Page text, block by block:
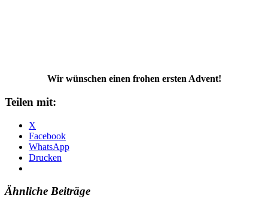
Wir wünschen einen frohen ersten Advent!
Teilen mit:
X
Facebook
WhatsApp
Drucken
Ähnliche Beiträge